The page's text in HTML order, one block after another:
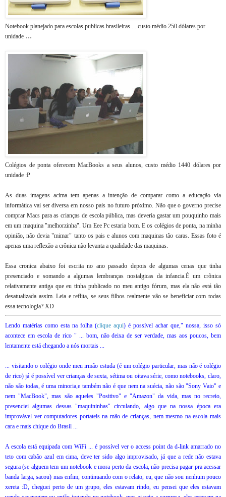
Notebook planejado para escolas publicas brasileiras ... custo médio 250 dólares por
unidade ...
Colégios de ponta oferecem MacBooks a seus alunos, custo médio 1440 dólares por
unidade :P
As duas imagens acima tem apenas a intenção de comparar como a educação via
informática vai ser diversa em nosso pais no futuro próximo. Não que o governo precise
comprar Macs para as crianças de escola pública, mas deveria gastar um pouquinho mais
em um maquina "melhorzinha". Um Eee Pc estaria bom. E os colégios de ponta, na minha
opinião, não devia "mimar" tanto os pais e alunos com maquinas tão caras. Essas foto é
apenas uma reflexão a crônica não levanta a qualidade das maquinas.
Essa cronica abaixo foi escrita no ano passado depois de algumas cenas que tinha
presenciado e somando a algumas lembranças nostalgicas da infancia.É um crônica
relativamente antiga que eu tinha publicado no meu antigo fórum, mas ela não está tão
desatualizada assim. Leia e reflita, se seus filhos realmente vão se beneficiar com todas
essa tecnologia? XD
Lendo matérias como esta na folha (clique aqui) é possível achar que," nossa, isso só
acontece em escola de rico " ... bom, não deixa de ser verdade, mas aos poucos, bem
lentamente está chegando a nós mortais ...
... visitando o colégio onde meu irmão estuda (é um colégio particular, mas não é colégio
de rico) já é possível ver crianças de sexta, sétima ou oitava série, como notebooks, claro,
não são todas, é uma minoria,e também não é que nem na suécia, não são "Sony Vaio" e
nem "MacBook", mas são aqueles "Positivo" e "Amazon" da vida, mas no recreio,
presenciei algumas dessas "maquininhas" circulando, algo que na nossa época era
improvável ver computadores portateis na mão de crianças, nem mesmo na escola mais
cara e mais chique do Brasil ...
A escola está equipada com WiFi ... é possível ver o access point da d-link amarrado no
teto com cabão azul em cima, deve ter sido algo improvisado, já que a rede não estava
segura (se alguem tem um notebook e mora perto da escola, não precisa pagar pra acessar
banda larga, sacou) mas enfim, continuando com o relato, eu, que não sou nenhum pouco
xereta :D, cheguei perto de um grupo, eles estavam rindo, eu pensei que eles estavam